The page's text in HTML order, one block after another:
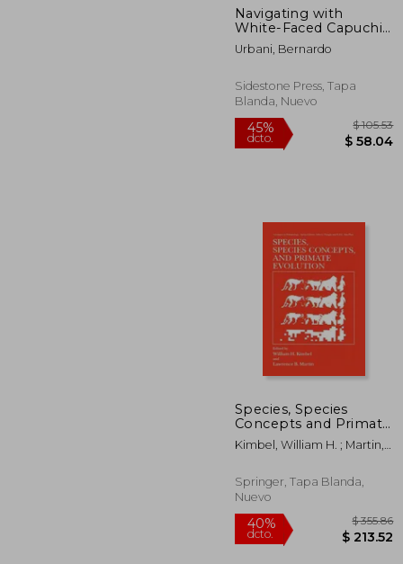
dcto.
Navigating with
White-Faced Capuchin
Monkeys: Primate
Behavioral Ecology
in a Mesoamerican (en
Inglés)
Urbani, Bernardo
Sidestone Press, Tapa
Blanda, Nuevo
45%
dcto. $
Species, Species
Concepts and Primate
Evolution (en Inglés)
Kimbel, William H. ; Martin,
Springer, Tapa Blanda,
Nuevo